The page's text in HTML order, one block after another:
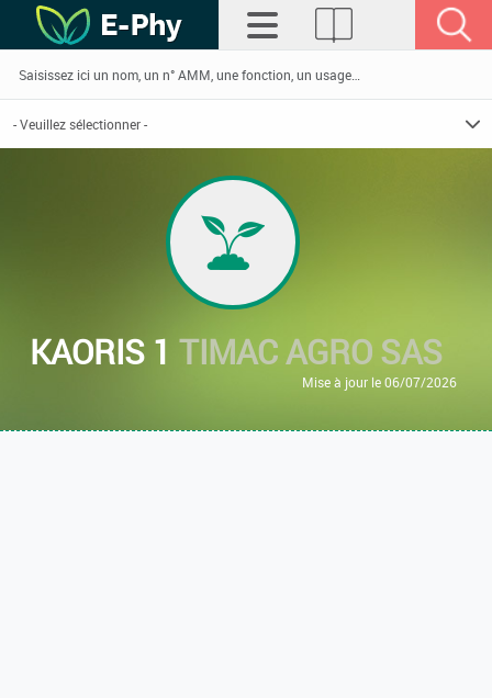
KAORIS 1 TIMAC AGRO SAS
Mise à jour le 06/07/2026